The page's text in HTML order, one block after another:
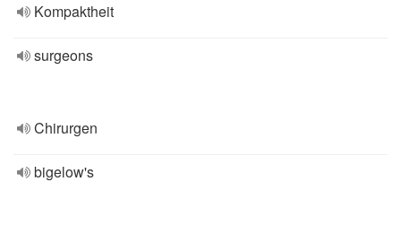
Kompaktheit
surgeons
Chirurgen
bigelow's